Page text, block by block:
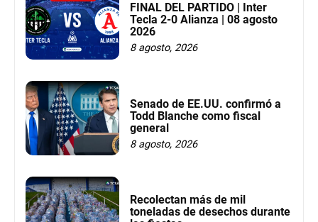
FINAL DEL PARTIDO | Inter
Tecla 2-0 Alianza | 08 agosto
2026
8 agosto, 2026
Senado de EE.UU. confirmó a
Todd Blanche como fiscal
general
8 agosto, 2026
Recolectan más de mil
toneladas de desechos durante